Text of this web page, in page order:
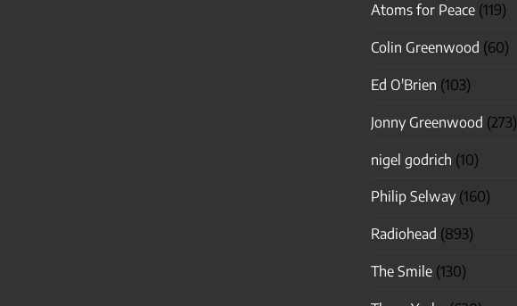
Atoms for Peace(119)
Colin Greenwood (60)
Ed O'Brien (103)
Jonny Greenwood (273)
nigel godrich (10)
Philip Selway(160)
Radiohead (893)
The Smile(130)